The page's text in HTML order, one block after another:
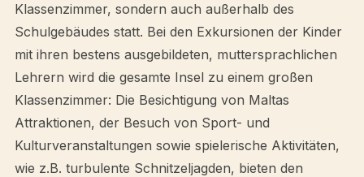
Klassenzimmer, sondern auch außerhalb des
Schulgebäudes statt. Bei den Exkursionen der Kinder
mit ihren bestens ausgebildeten, muttersprachlichen
Lehrern wird die gesamte Insel zu einem großen
Klassenzimmer: Die Besichtigung von Maltas
Attraktionen, der Besuch von Sport- und
Kulturveranstaltungen sowie spielerische Aktivitäten,
wie z.B. turbulente Schnitzeljagden, bieten den